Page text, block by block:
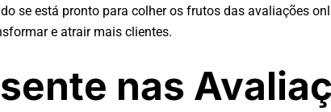
se está pronto para colher os frutos das avaliações
e atrair mais clientes.
nas